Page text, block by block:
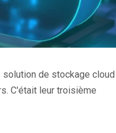
solution de stockage cloud
C'était leur troisième